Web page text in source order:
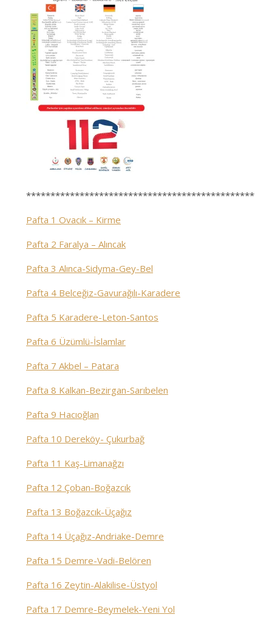
***********************************************
Pafta 1 Ovacık – Kirme
Pafta 2 Faralya – Alıncak
Pafta 3 Alınca-Sidyma-Gey-Bel
Pafta 4 Belceğiz-Gavurağılı-Karadere
Pafta 5 Karadere-Leton-Santos
Pafta 6 Üzümlü-İslamlar
Pafta 7 Akbel – Patara
Pafta 8 Kalkan-Bezirgan-Sarıbelen
Pafta 9 Hacıoğlan
Pafta 10 Dereköy- Çukurbağ
Pafta 11 Kaş-Limanağzı
Pafta 12 Çoban-Boğazcık
Pafta 13 Boğazcık-Üçağız
Pafta 14 Üçağız-Andriake-Demre
Pafta 15 Demre-Vadi-Belören
Pafta 16 Zeytin-Alakilise-Üstyol
Pafta 17 Demre-Beymelek-Yeni Yol